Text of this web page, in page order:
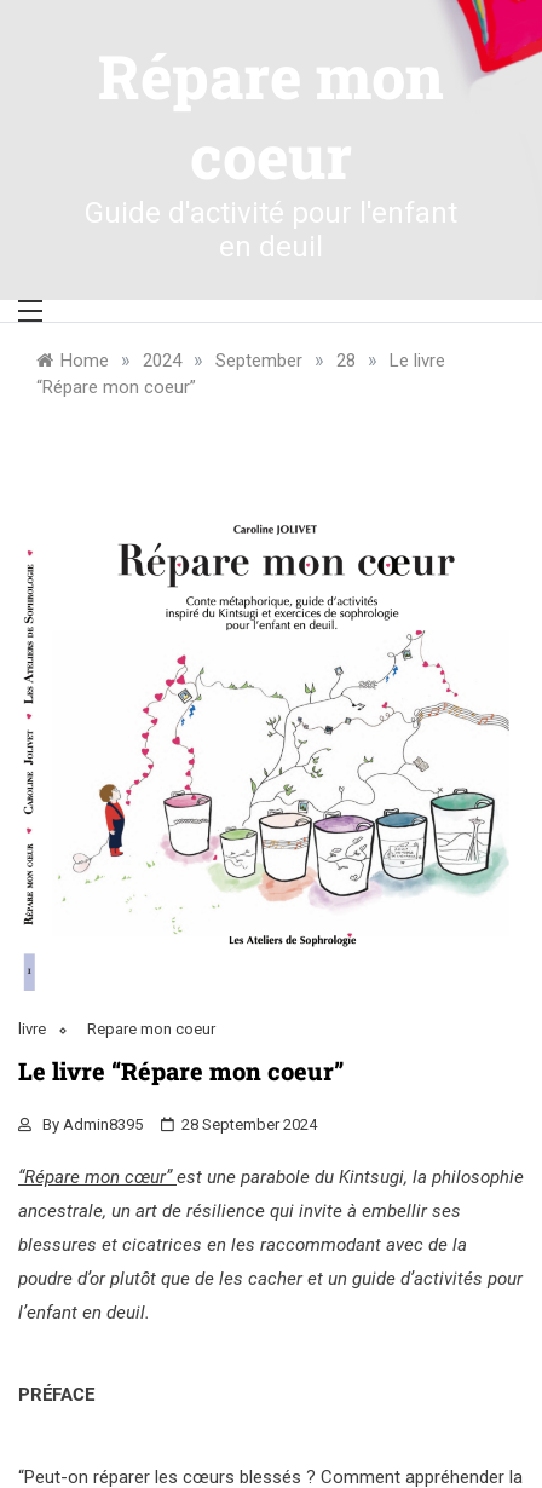
Répare mon
coeur
Guide d'activité pour l'enfant
en deuil
Home » 2024 » September » 28 »
Le livre
“Répare mon coeur”
livre Repare mon coeur
Le livre “Répare mon coeur”
By Admin8395 28 September 2024
“Répare mon cœur”est une parabole du Kintsugi, la philosophie
ancestrale, un art de résilience qui invite à embellir ses
blessures et cicatrices en les raccommodant avec de la
poudre d’or plutôt que de les cacher et un guide d’activités pour
l’enfant en deuil.
PRÉFACE
“Peut-on réparer les cœurs blessés ? Comment appréhender la